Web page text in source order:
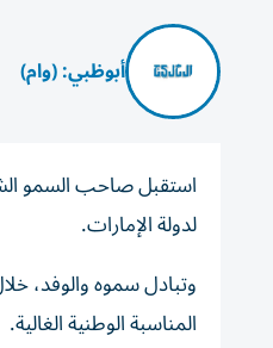
أبوظبي: (وام)
لدولة الإمارات.
وتبادل سموه والوفد،
المناسبة الوطنية الغالية.